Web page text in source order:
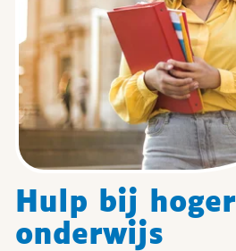
Hulp bij hoger
onderwijs